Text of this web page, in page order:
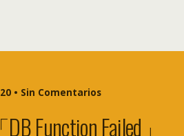
• Sin Comentarios
Function Failed」